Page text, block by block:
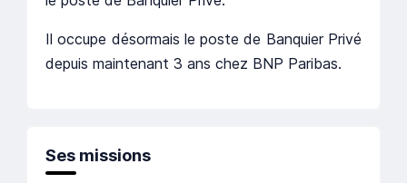
Il occupe désormais le poste de Banquier Privé
depuis maintenant 3 ans chez BNP Paribas.
Ses missions